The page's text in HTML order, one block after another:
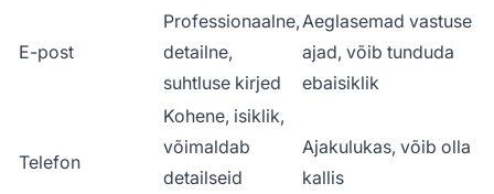
E-post
Professionaalne,
detailne,
suhtluse kirjed
Aeglasemad vastuse
ajad, võib tunduda
ebaisiklik
Telefon
Kohene, isiklik,
võimaldab
detailseid
Ajakulukas, võib olla
kallis